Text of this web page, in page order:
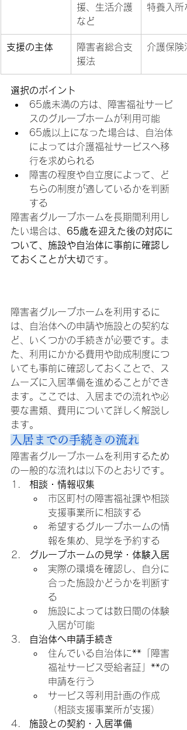
援、生活介護
など
特養入所
支援の主体
障害者総合支
援法
介護保険
選択のポイント
65歳未満の方は、障害福祉サービ
スのグループホームが利用可能
65歳以上になった場合は、自治体
によっては介護福祉サービスへ移
行を求められる
障害の程度や自立度によって、ど
ちらの制度が適しているかを判断
する
障害者グループホームを長期間利用し
たい場合は、 65歳を迎えた後の対応に
ついて、施設や自治体に事前に確認し
ておくことが大切です。
障害者グループホームを利用するに
は、自治体への申請や施設との契約な
ど、いくつかの手続きが必要です。ま
た、利用にかかる費用や助成制度につ
いても事前に確認しておくことで、ス
ムーズに入居準備を進めることができ
ます。ここでは、入居までの流れや必
要な書類、費用について詳しく解説し
ます。
入居までの手続きの流れ
障害者グループホームを利用するため
の一般的な流れは以下のとおりです。
相談・情報収集
市区町村の障害福祉課や相談
支援事業所に相談する
希望するグループホームの情
報を集め、見学を予約する
グループホームの見学・体験入居
実際の環境を確認し、自分に
合った施設かどうかを判断す
る
施設によっては数日間の体験
入居が可能
自治体へ申請手続き
住んでいる自治体に**「障害
福祉サービス受給者証」**の
申請を行う
サービス等利用計画の作成
（相談支援事業所が支援）
施設との契約・入居準備